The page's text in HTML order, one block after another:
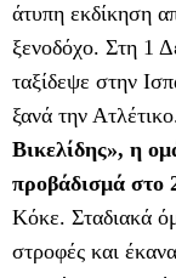
άτυπη εκδίκηση
ξενοδόχο. Στη 1
ταξίδεψε στην
ξανά την
Βικελίδης», η
προβάδισμά στο
Κόκε. Σταδιακά
στροφές και